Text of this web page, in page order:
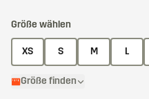
Größe wählen
XS S M L
Größe finden